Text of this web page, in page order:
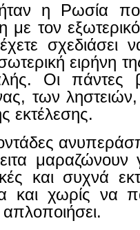
η Ρωσία που
με τον
σχεδιάσει
ειρήνη
Οι πάντες
των
εκτέλεσης.
και συχνά
και χωρίς να
απλοποιήσει.